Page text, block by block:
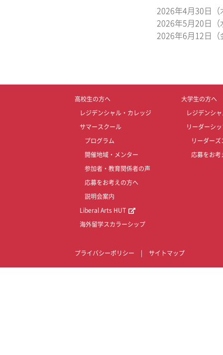
2026年4月30日（
2026年5月20日（
2026年6月12日（
高校生の方へ
レジデンシャル・カレッジ
サマースクール
プログラム
開催地域・メンター
参加者・教育関係者の声
応募をお考えの方へ
説明会案内
Liberal Arts HUT
海外留学スカラーシップ
大学生の方へ
レジデンシ
リーダーシ
リーダーズ
応募をお考
プライバシーポリシー サイトマップ